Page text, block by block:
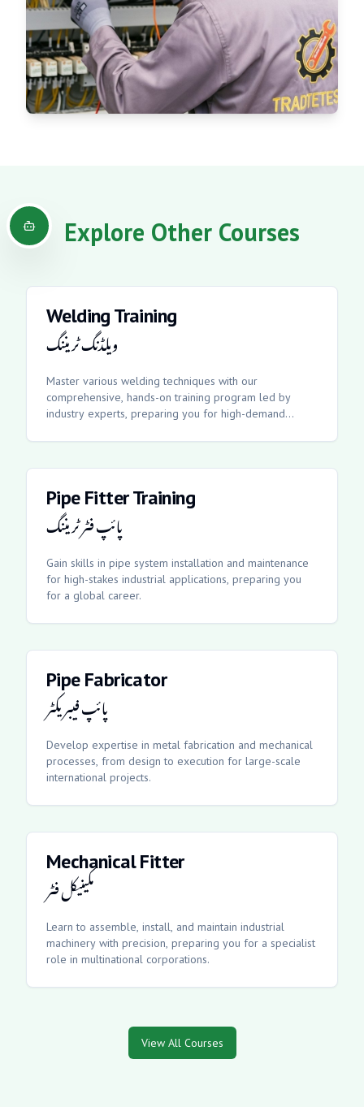
Explore Other Courses
Welding Training
ویلڈنگ ٹریننگ
Master various welding techniques with our
comprehensive, hands-on training program led by
industry experts, preparing you for high-demand
Pipe Fitter Training
پائپ فٹر ٹریننگ
Gain skills in pipe system installation and maintenance
for high-stakes industrial applications, preparing you
for a global career.
Pipe Fabricator
پائپ فیبریکٹر
Develop expertise in metal fabrication and mechanical
processes, from design to execution for large-scale
international projects.
Mechanical Fitter
مکینیکل فٹر
Learn to assemble, install, and maintain industrial
machinery with precision, preparing you for a specialist
role in multinational corporations.
View All Courses